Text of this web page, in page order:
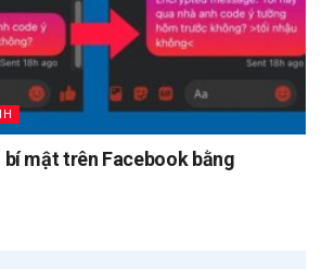
bí mật trên Facebook bằng